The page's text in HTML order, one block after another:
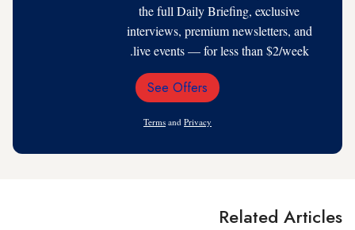
the full Daily Briefing, exclusive
interviews, premium newsletters, and
live events — for less than $2/week.
Email
See Offers
Terms and Privacy
Related Articles